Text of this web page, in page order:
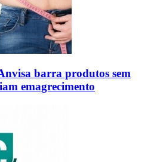
barra produtos sem
emagrecimento